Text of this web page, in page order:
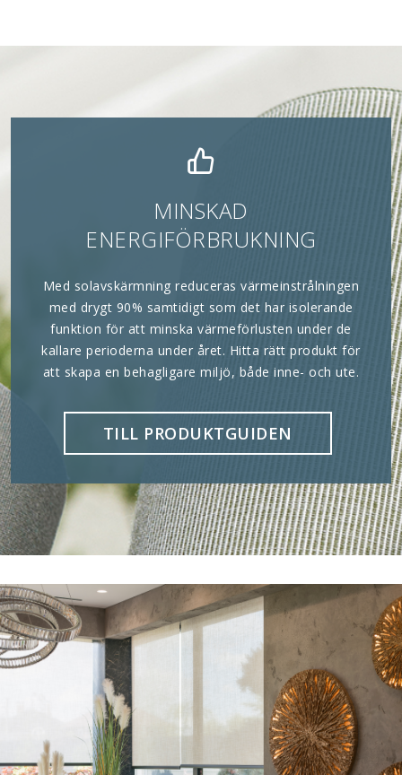
MINSKAD
ENERGIFÖRBRUKNING
Med solavskärmning reduceras värmeinstrålningen
med drygt 90% samtidigt som det har isolerande
funktion för att minska värmeförlusten under de
kallare perioderna under året. Hitta rätt produkt för
att skapa en behagligare miljö, både inne- och ute.
TILL PRODUKTGUIDEN